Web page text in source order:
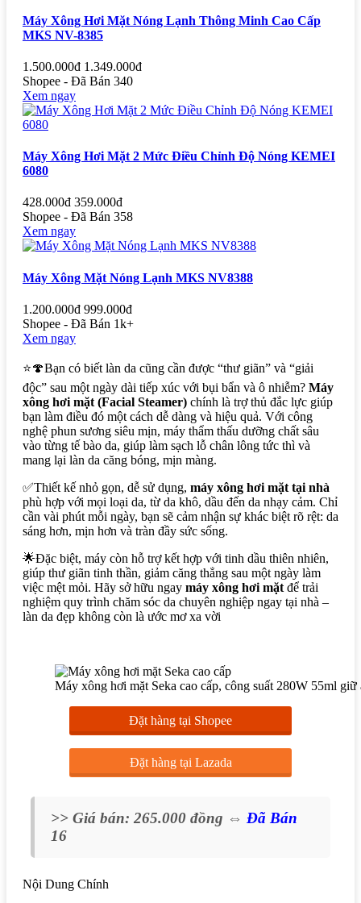
Máy Xông Hơi Mặt Nóng Lạnh Thông Minh Cao Cấp
MKS NV-8385
1.500.000đ 1.349.000đ
Shopee - Đã Bán 340
Xem ngay
Máy Xông Hơi Mặt 2 Mức Điều Chỉnh Độ Nóng KEMEI
6080
428.000đ 359.000đ
Shopee - Đã Bán 358
Xem ngay
Máy Xông Mặt Nóng Lạnh MKS NV8388
1.200.000đ 999.000đ
Shopee - Đã Bán 1k+
Xem ngay
⭐🍄Bạn có biết làn da cũng cần được “thư giãn” và “giải
độc” sau một ngày dài tiếp xúc với bụi bẩn và ô nhiễm? Máy
xông hơi mặt (Facial Steamer) chính là trợ thủ đắc lực giúp
bạn làm điều đó một cách dễ dàng và hiệu quả. Với công
nghệ phun sương siêu mịn, máy thẩm thấu dưỡng chất sâu
vào từng tế bào da, giúp làm sạch lỗ chân lông tức thì và
mang lại làn da căng bóng, mịn màng.
✅Thiết kế nhỏ gọn, dễ sử dụng, máy xông hơi mặt tại nhà
phù hợp với mọi loại da, từ da khô, dầu đến da nhạy cảm. Chỉ
cần vài phút mỗi ngày, bạn sẽ cảm nhận sự khác biệt rõ rệt: da
sáng hơn, mịn hơn và tràn đầy sức sống.
🌟Đặc biệt, máy còn hỗ trợ kết hợp với tinh dầu thiên nhiên,
giúp thư giãn tinh thần, giảm căng thẳng sau một ngày làm
việc mệt mỏi. Hãy sở hữu ngay máy xông hơi mặt để trải
nghiệm quy trình chăm sóc da chuyên nghiệp ngay tại nhà –
làn da đẹp không còn là ước mơ xa vời
Máy xông hơi mặt Seka cao cấp, công suất 280W 55ml
Đặt hàng tại Shopee
Đặt hàng tại Lazada
>> Giá bán: 265.000 đồng ⇔ Đã Bán
16
Nội Dung Chính